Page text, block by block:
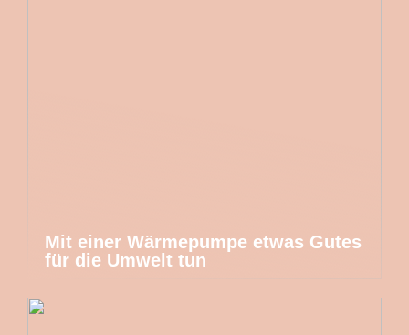
Mit einer Wärmepumpe etwas Gutes
für die Umwelt tun